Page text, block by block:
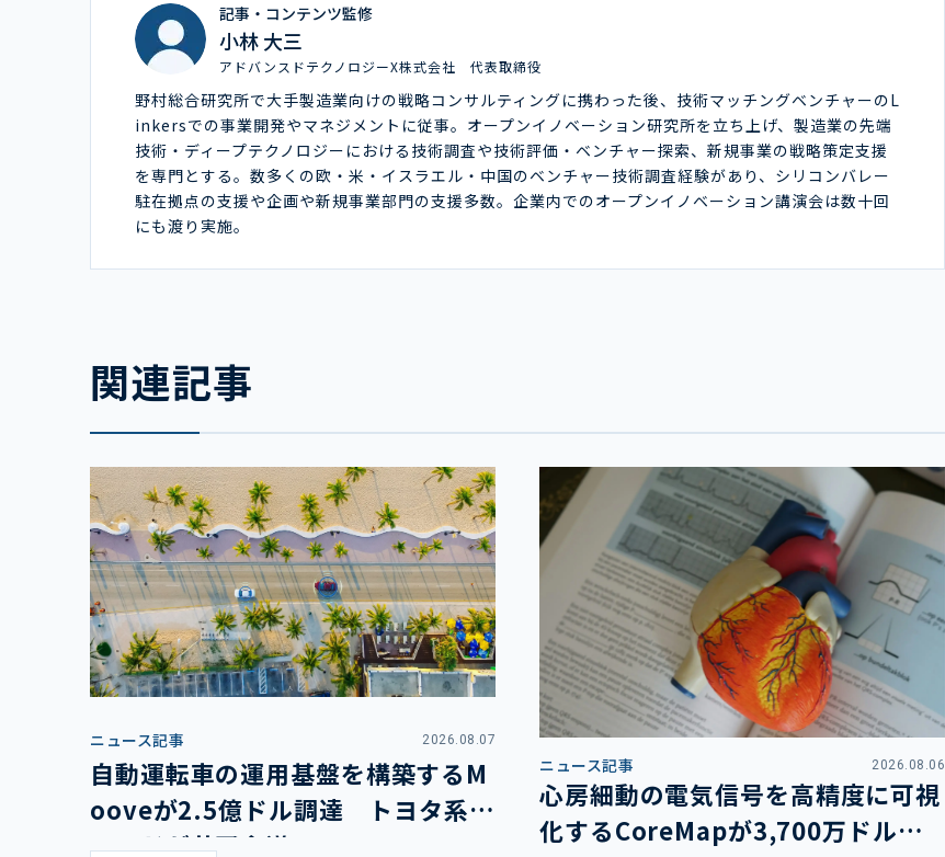
記事・コンテンツ監修
小林 大三
アドバンスドテクノロジーX株式会社 代表取締役
野村総合研究所で大手製造業向けの戦略コンサルティングに携わった後、技術マッチングベンチャーのL
inkersでの事業開発やマネジメントに従事。オープンイノベーション研究所を立ち上げ、製造業の先端
技術・ディープテクノロジーにおける技術調査や技術評価・ベンチャー探索、新規事業の戦略策定支援
を専門とする。数多くの欧・米・イスラエル・中国のベンチャー技術調査経験があり、シリコンバレー
駐在拠点の支援や企画や新規事業部門の支援多数。企業内でのオープンイノベーション講演会は数十回
にも渡り実施。
関連記事
ニュース記事 2026.08.07
自動運転車の運用基盤を構築するM
ooveが2.5億ドル調達 トヨタ系フ
ァンドが共同主導
ニュース記事 2026.08.06
心房細動の電気信号を高精度に可視
化するCoreMapが3,700万ドル調